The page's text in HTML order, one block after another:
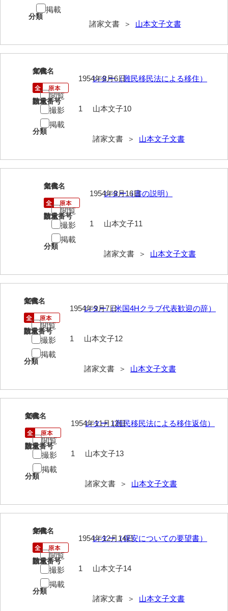
小田家文書（山口市下小鯖）
梶山家文書
鍛冶利吉文書
片岡トミ子自作農地木札
堅田家文書（山口市）
堅田家文書（山口市２）
片山家文書（阿東町）
片山家文書（下関市豊浦）
片山家文書（美和町）
勝間田家文書
桂家文書（宇部市1）
桂家文書（宇部市2）
門井家文書
金津家文書
金谷家文書
金子家文書
上矢田井手文書
嘉村家文書
亀田家文書
分類
諸家文書 ＞ 山本文子文書
掲載
10
文書名
レター（難民移民法による移住）
請求番号
山本文子10
分類
諸家文書 ＞ 山本文子文書
年代
1954年8月6日
数量
1
閲覧
撮影
掲載
11
文書名
レター（書の説明）
請求番号
山本文子11
分類
諸家文書 ＞ 山本文子文書
年代
1954年8月16日
数量
1
閲覧
撮影
掲載
12
文書名
レター（米国4Hクラブ代表歓迎の辞）
請求番号
山本文子12
分類
諸家文書 ＞ 山本文子文書
年代
1954年9月7日
数量
1
閲覧
撮影
掲載
13
文書名
レター（難民移民法による移住返信）
請求番号
山本文子13
分類
諸家文書 ＞ 山本文子文書
年代
1954年11月12日
数量
1
閲覧
撮影
掲載
14
文書名
レター（保安についての要望書）
請求番号
山本文子14
分類
諸家文書 ＞ 山本文子文書
年代
1954年12月14日
数量
1
閲覧
撮影
掲載